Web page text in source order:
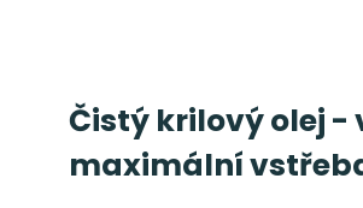
Čistý krilový olej -
maximální